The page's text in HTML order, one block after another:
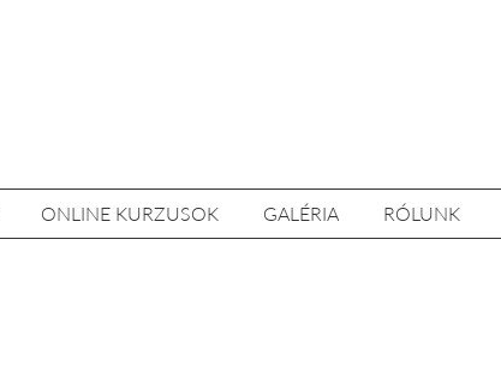
ONLINE KURZUSOK GALÉRIA RÓLUNK